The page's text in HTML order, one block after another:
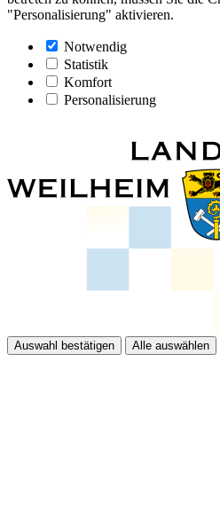
"Personalisierung" aktivieren.
Notwendig
Statistik
Komfort
Personalisierung
Auswahl bestätigen Alle auswählen